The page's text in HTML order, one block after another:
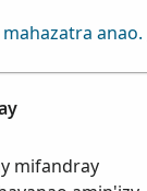
anao.
mifandray